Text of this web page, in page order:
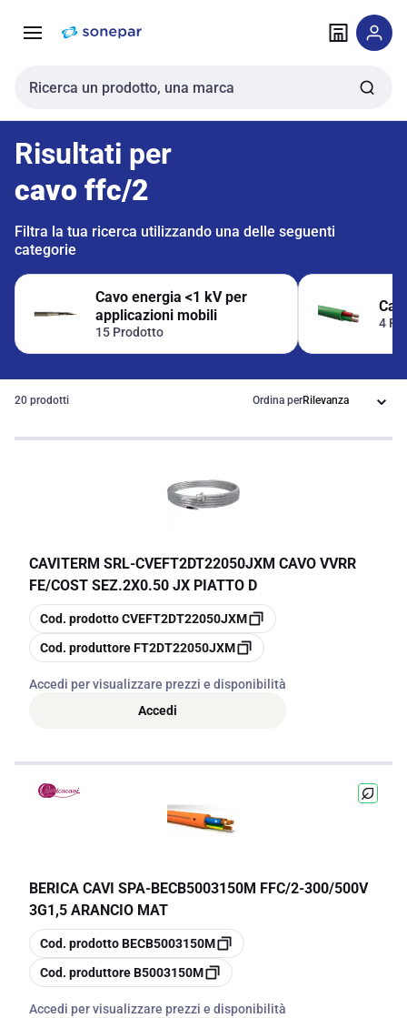
navigazione alla
Cerca input
Risultati per
cavo ffc/2
Filtra la tua ricerca utilizzando una delle seguenti
categorie
Cavo energia <1 kV per
applicazioni mobili
15 Prodotto
4
20 prodotti Ordina per
CAVITERM SRL-CVEFT2DT22050JXM CAVO VVRR
FE/COST SEZ.2X0.50 JX PIATTO D
copia
Cod. prodottoCVEFT2DT22050JXM
copia
Cod. produttoreFT2DT22050JXM
Accedi per visualizzare prezzi e disponibilità
Accedi
BERICA CAVI SPA-BECB5003150M FFC/2-300/500V
3G1,5 ARANCIO MAT
copia
Cod. prodottoBECB5003150M
copia
Cod. produttoreB5003150M
Accedi per visualizzare prezzi e disponibilità